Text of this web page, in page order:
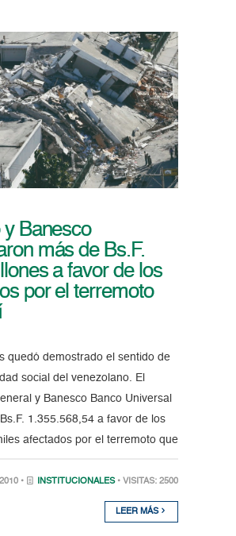
y Banesco
más de Bs.F.
a favor de los
por el terremoto
quedó demostrado el sentido de
social del venezolano. El
y Banesco Banco Universal
1.355.568,54 a favor de los
afectados por el terremoto que
• INSTITUCIONALES • VISITAS: 2500
LEER MÁS